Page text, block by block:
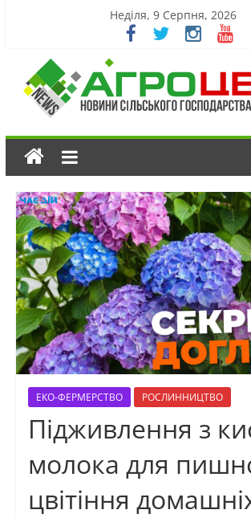
Неділя, 9 Серпня, 2026
ЕКО-ФЕРМЕРСТВО РОСЛИННИЦТВО
Підживлення з
молока для
цвітіння